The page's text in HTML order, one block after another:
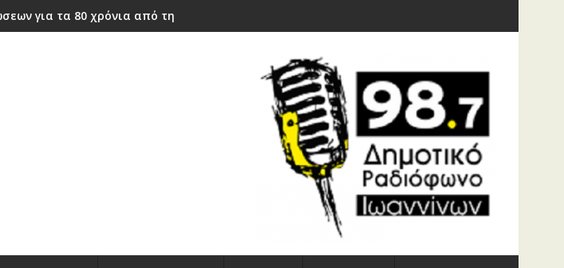
για τα 80 χρόνια από την ίδρυση του ΔΣΕ